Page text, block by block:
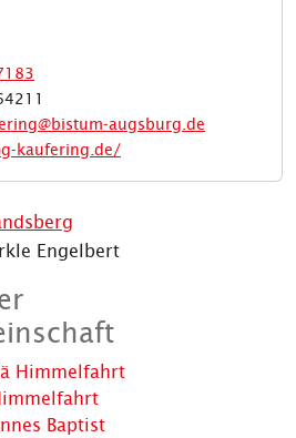
augsburg.de
kaufering.de/
Engelbert
Himmelfahrt
Baptist